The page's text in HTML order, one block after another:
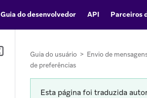
Guia do desenvolvedor API Parceiros
Guia do usuário > Envio de
de preferências
Esta página foi traduzida